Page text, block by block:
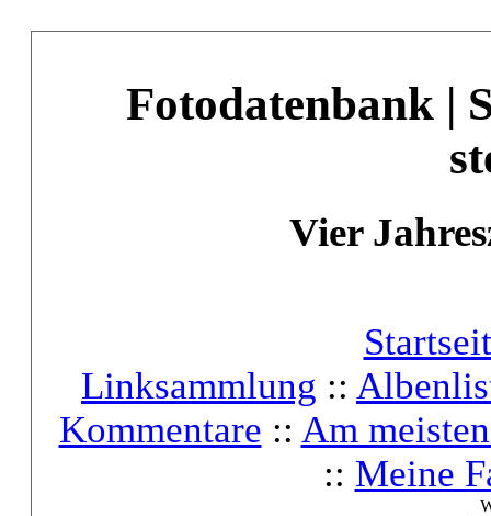
Fotodatenbank |
Vier
Linksammlung ::
Kommentare :: Am
:: Meine